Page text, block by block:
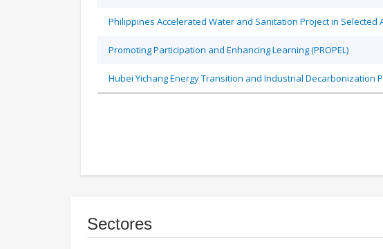
Philippines Accelerated Water and Sanitation Project in Selected
Promoting Participation and Enhancing Learning (PROPEL)
Hubei Yichang Energy Transition and Industrial Decarbonization
Sectores